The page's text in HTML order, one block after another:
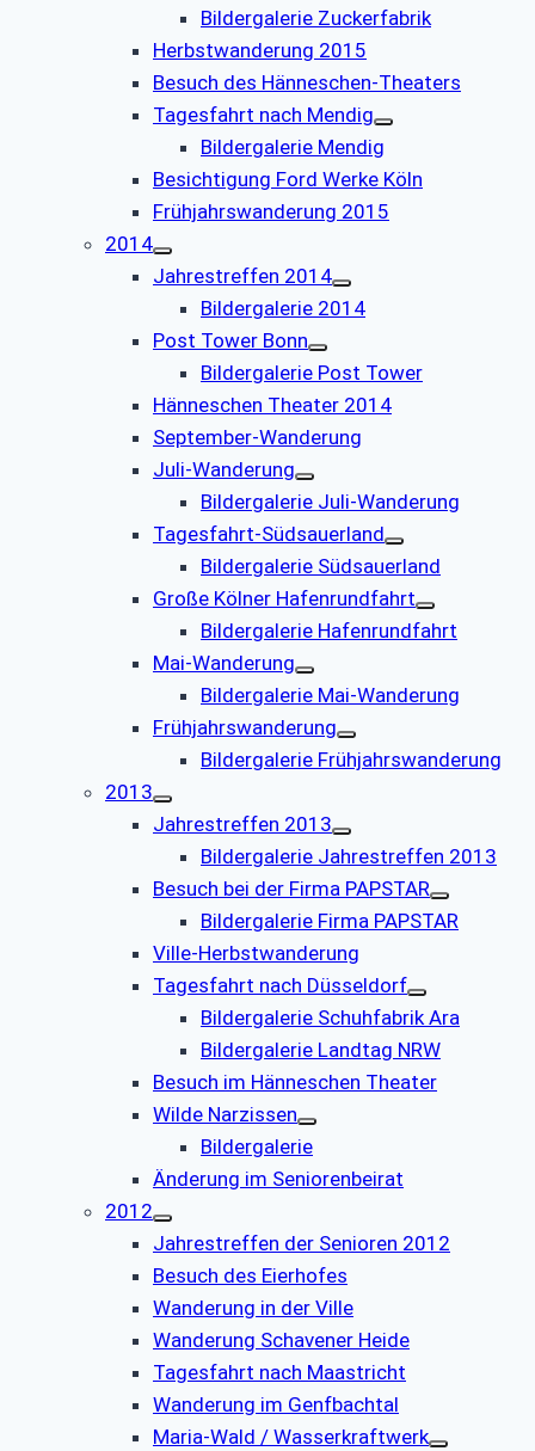
Bildergalerie Zuckerfabrik
Herbstwanderung 2015
Besuch des Hänneschen-Theaters
Tagesfahrt nach Mendig
Bildergalerie Mendig
Besichtigung Ford Werke Köln
Frühjahrswanderung 2015
2014
Jahrestreffen 2014
Bildergalerie 2014
Post Tower Bonn
Bildergalerie Post Tower
Hänneschen Theater 2014
September-Wanderung
Juli-Wanderung
Bildergalerie Juli-Wanderung
Tagesfahrt-Südsauerland
Bildergalerie Südsauerland
Große Kölner Hafenrundfahrt
Bildergalerie Hafenrundfahrt
Mai-Wanderung
Bildergalerie Mai-Wanderung
Frühjahrswanderung
Bildergalerie Frühjahrswanderung
2013
Jahrestreffen 2013
Bildergalerie Jahrestreffen 2013
Besuch bei der Firma PAPSTAR
Bildergalerie Firma PAPSTAR
Ville-Herbstwanderung
Tagesfahrt nach Düsseldorf
Bildergalerie Schuhfabrik Ara
Bildergalerie Landtag NRW
Besuch im Hänneschen Theater
Wilde Narzissen
Bildergalerie
Änderung im Seniorenbeirat
2012
Jahrestreffen der Senioren 2012
Besuch des Eierhofes
Wanderung in der Ville
Wanderung Schavener Heide
Tagesfahrt nach Maastricht
Wanderung im Genfbachtal
Maria-Wald / Wasserkraftwerk